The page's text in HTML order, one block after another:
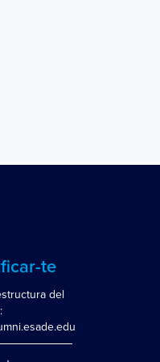
te
del